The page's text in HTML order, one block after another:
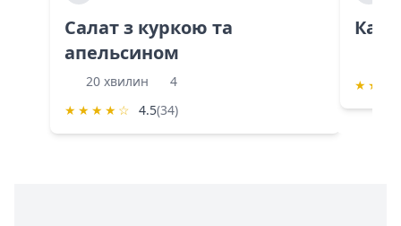
Салат з куркою та
апельсином
20 хвилин
4
★ ★ ★ ★ ☆ 4.5(34)
★ ★